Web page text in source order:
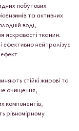
побутових
та активних
воді,
яскравості тканин.
ефективно нейтралізує
стійкі жирові та
очищення;
компонентів,
рівномірному